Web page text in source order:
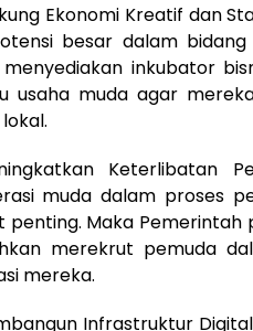
Ekonomi Kreatif dan
besar dalam
inkubator
usaha muda agar
Keterlibatan
muda dalam proses
penting. Maka
merekrut pemuda
mereka.
Infrastruktur